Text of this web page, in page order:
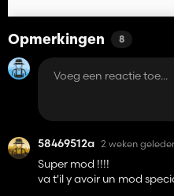
Opmerkingen 8
58469512a 2 weken
Super mod !!!!
va t'il y avoir un mod